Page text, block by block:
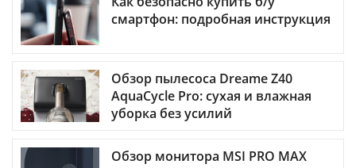
смартфон: подробная инструкция
Обзор пылесоса Dreame Z40
AquaCycle Pro: сухая и влажная
уборка без усилий
Обзор монитора MSI PRO MAX